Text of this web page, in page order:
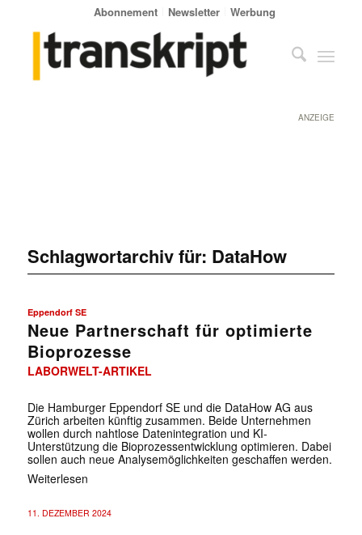
Abonnement Newsletter Werbung
ANZEIGE
Schlagwortarchiv für: DataHow
Eppendorf SE
Neue Partnerschaft für optimierte
Bioprozesse
LABORWELT-ARTIKEL
Die Hamburger Eppendorf SE und die DataHow AG aus
Zürich arbeiten künftig zusammen. Beide Unternehmen
wollen durch nahtlose Datenintegration und KI-
Unterstützung die Bioprozessentwicklung optimieren. Dabei
sollen auch neue Analysemöglichkeiten geschaffen werden.
Weiterlesen
11. DEZEMBER 2024